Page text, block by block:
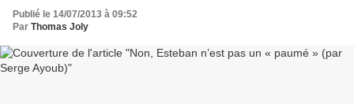
Publié le 14/07/2013 à 09:52
Par Thomas Joly